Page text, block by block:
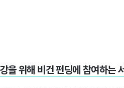
을 위해 비건 펀딩에 참여하는